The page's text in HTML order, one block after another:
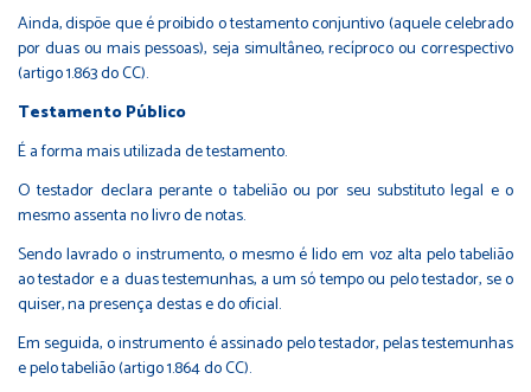
Ainda, dispõe que é proibido o testamento conjuntivo (aquele celebrado
por duas ou mais pessoas), seja simultâneo, recíproco ou correspectivo
(artigo 1.863 do CC).
Testamento Público
É a forma mais utilizada de testamento.
O testador declara perante o tabelião ou por seu substituto legal e o
mesmo assenta no livro de notas.
Sendo lavrado o instrumento, o mesmo é lido em voz alta pelo tabelião
ao testador e a duas testemunhas, a um só tempo ou pelo testador, se o
quiser, na presença destas e do oficial.
Em seguida, o instrumento é assinado pelo testador, pelas testemunhas
e pelo tabelião (artigo 1.864 do CC).